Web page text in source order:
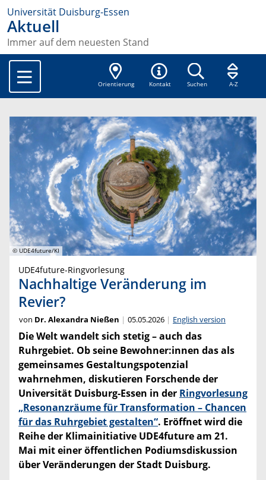
Universität Duisburg-Essen
Aktuell
Immer auf dem neuesten Stand
Orientierung Kontakt Suchen A-Z
© UDE4future/KI
UDE4future-Ringvorlesung
Nachhaltige Veränderung im
Revier?
von Dr. Alexandra Nießen 05.05.2026 English version
Die Welt wandelt sich stetig – auch das
Ruhrgebiet. Ob seine Bewohner:innen das als
gemeinsames Gestaltungspotenzial
wahrnehmen, diskutieren Forschende der
Universität Duisburg-Essen in der Ringvorlesung
„Resonanzräume für Transformation – Chancen
für das Ruhrgebiet gestalten“. Eröffnet wird die
Reihe der Klimainitiative UDE4future am 21.
Mai mit einer öffentlichen Podiumsdiskussion
über Veränderungen der Stadt Duisburg.